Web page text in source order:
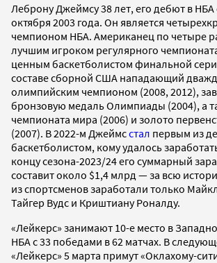
Леброну Джеймсу 38 лет, его дебют в НБА
октября 2003 года. Он является
чемпионом НБА. Американец по четыре
лучшим игроком регулярного
ценным баскетболистом финальной
составе сборной США нападающий
олимпийским чемпионом (2008, 2012),
бронзовую медаль Олимпиады (2004), а
чемпионата мира (2006) и золото
(2007). В 2022-м Джеймсстал первым из
баскетболистом, кому удалось
концу сезона-2023/24 его суммарный
составит около $1,4 млрд — за всю
из спортсменов заработали только
Тайгер Вудс и Криштиану Роналду.
«Лейкерс» занимают 10-е место в
НБА с 33 победами в 62 матчах. В
«Лейкерс» 5 марта примут «Оклахому-